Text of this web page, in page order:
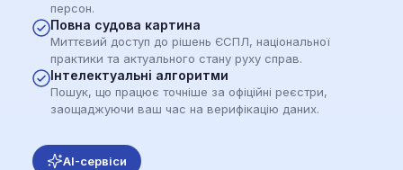
персон.
Повна судова картина
Миттєвий доступ до рішень ЄСПЛ, національної
практики та актуального стану руху справ.
Інтелектуальні алгоритми
Пошук, що працює точніше за офіційні реєстри,
заощаджуючи ваш час на верифікацію даних.
AI-сервіси